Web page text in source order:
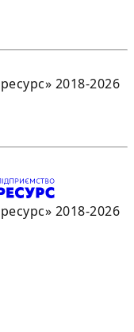
2018-2026
2018-2026